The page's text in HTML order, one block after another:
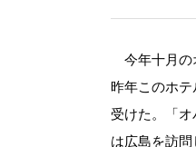
今年十月の
昨年このホ
受けた。「
は広島を訪